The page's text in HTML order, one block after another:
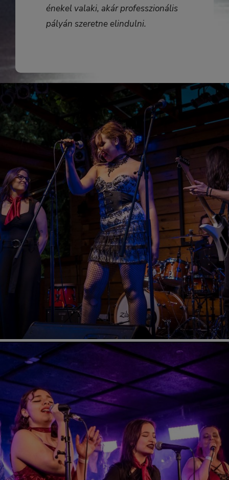
énekel valaki, akár professzionális
pályán szeretne elindulni.